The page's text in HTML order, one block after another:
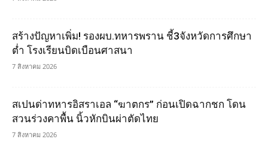
สร้างปัญหาเพิ่ม! รองผบ.ทหารพราน ชี้3จังหวัดการศึกษา
ต่ำ โรงเรียนบิดเบือนศาสนา
7 สิงหาคม 2026
สเปนด่าทหารอิสราเอล “ฆาตกร” ก่อนเปิดฉากชก โดน
สวนร่วงคาพื้น นิ้วหักบินผ่าตัดไทย
7 สิงหาคม 2026